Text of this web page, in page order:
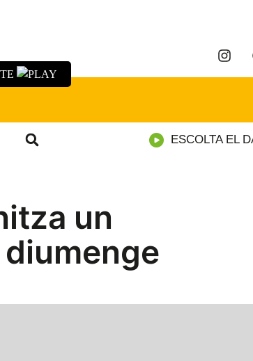
ESCOLTA EL
un